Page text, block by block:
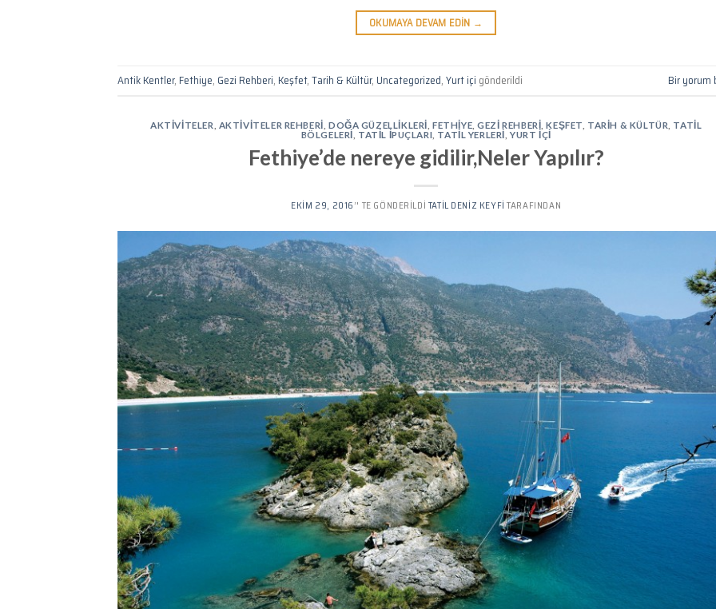
OKUMAYA DEVAM EDIN →
Antik Kentler, Fethiye, Gezi Rehberi, Keşfet,Tarih & Kültür, Uncategorized,Yurt içi gönderildi Bir yorum
AKTIVITELER AKTIVITELER REHBERI DOĞA GÜZELLIKLERI ,FETHIYE ,GEZI REHBERI ,KEŞFET TARIH & KÜLTÜR
TATIL
BÖLGELERI
TATIL İPUÇLARI TATIL YERLERI ,YURT IÇI
Fethiye’de nereye gidilir,Neler Yapılır?
EKIM 29, 2016’' TE GÖNDERILDI TATIL DENIZ KEYFI TARAFINDAN